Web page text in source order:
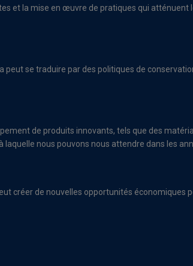
et la mise en œuvre de pratiques qui atténuent
peut se traduire par des politiques de
de produits innovants, tels que des
nous pouvons nous attendre dans les
créer de nouvelles opportunités économiques